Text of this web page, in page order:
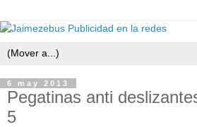
6 may 2013
Pegatinas anti
5